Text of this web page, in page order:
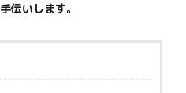
伝いします。